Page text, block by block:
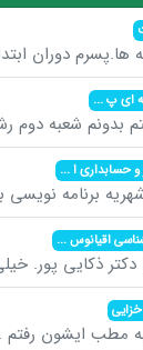
دوران
ای پ...
بدونم شعبه دوم
و حسابداری ا...
برنامه نویسی
اقیانوس...
دکتر ذکایی پور.
مطب ایشون رفتم